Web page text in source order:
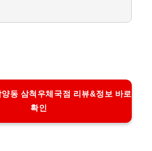
동 삼척우체국점 리뷰&정보 바로
확인